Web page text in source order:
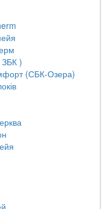
ЗБК )
(СБК-Озера)